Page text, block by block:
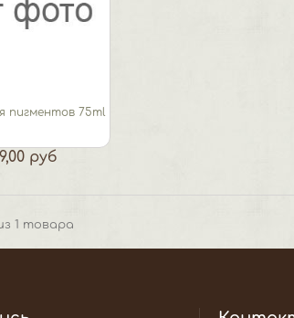
пигментов 75ml
руб
1 товара